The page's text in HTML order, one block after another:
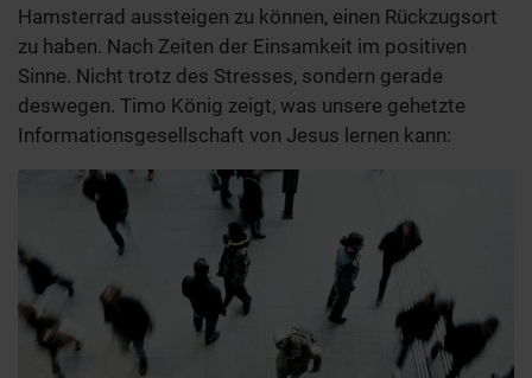
Hamsterrad aussteigen zu können, einen Rückzugsort
zu haben. Nach Zeiten der Einsamkeit im positiven
Sinne. Nicht trotz des Stresses, sondern gerade
deswegen. Timo König zeigt, was unsere gehetzte
Informationsgesellschaft von Jesus lernen kann: